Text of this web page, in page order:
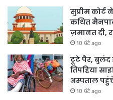
सुप्रीम
कथित
ज़मानत दी,
10 घंटे ago
टूटे पैर, बुलंद
तिपहिया
अस्पताल
10 घंटे ago